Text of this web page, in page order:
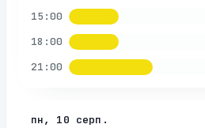
15:00
18:00
21:00
пн, 10 серп.